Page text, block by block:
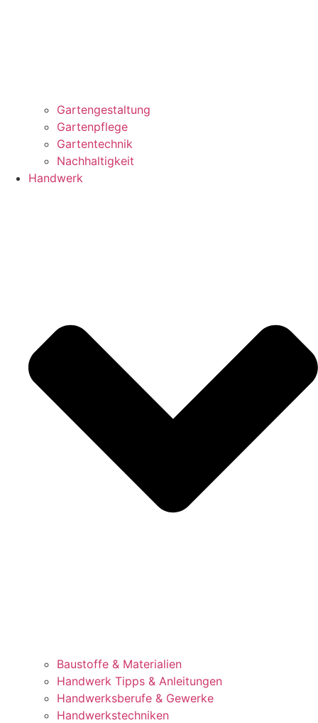
Gartengestaltung
Gartenpflege
Gartentechnik
Nachhaltigkeit
Handwerk
Baustoffe & Materialien
Handwerk Tipps & Anleitungen
Handwerksberufe & Gewerke
Handwerkstechniken